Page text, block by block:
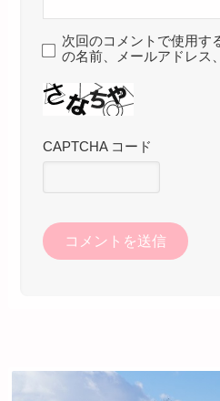
次回のコメントで使用す
の名前、メールアドレス
CAPTCHA コード